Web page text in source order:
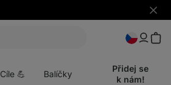
Skrýt
Cíle 💪 Balíčky
Přidej se
k nám!